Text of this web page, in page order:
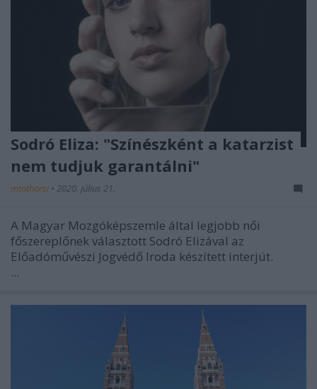
Sodró Eliza: "Színészként a katarzist
nem tudjuk garantálni"
mtothorsi • 2020. július 21.
A Magyar Mozgóképszemle által legjobb női
főszereplőnek választott Sodró Elizával az
Előadóművészi Jogvédő Iroda készített interjút.
...